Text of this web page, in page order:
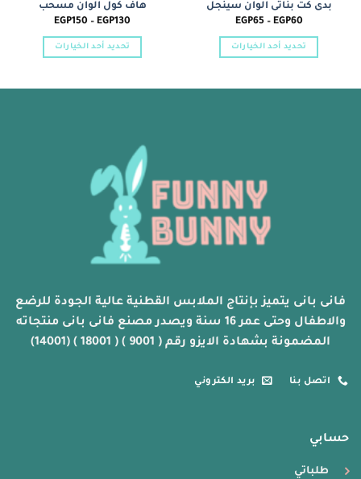
بدى كت بناتى الوان سينجل
EGP60
–
EGP65
منتحديد أحد الخيارات
يمكن
اختيار
الخيارات
على
هاف كول الوان مسحب
EGP130
–
EGP150
منتحديد أحد الخيارات
يمكن
المنتج
فانى بانى يتميز بإنتاج الملابس القطنية عالية الجودة للرضع
والاطفال وحتى عمر 16 سنة ويصدر مصنع فانى بانى منتجاته
المضمونة بشهادة الايزو رقم ( 9001 ) ( 18001 ) (14001)
اتصل بنا بريد الكتروني
حسابي
طلباتي